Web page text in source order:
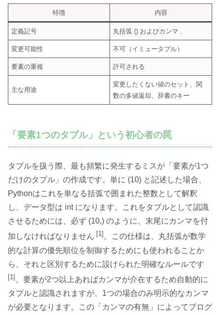
特徴 内容
定義記号 丸括弧 () およびカンマ ,
変更可能性 不可（イミュータブル）
要素の重複 許可される
主な用途
変更したくない値のセット、関
数の多値返却、辞書のキー
「要素1つのタプル」という初心者の罠
タプルを扱う際、最も頻繁に発生するミスが「要素が1つ
だけのタプル」の作成です。単に (10) と記述した場合、
Pythonはこれを単なる括弧で囲まれた整数として解釈
し、データ型は int になります。これをタプルとして認識
させるためには、必ず (10,) のように、末尾にカンマを付
加しなければなりません [1] 。この仕様は、丸括弧が数学
的な計算の優先順位を制御するためにも使われることか
ら、それと区別するために設けられた明確なルールです
[1] 。要素が2つ以上あればカンマが介在するため自動的に
タプルと認識されますが、1つの場合のみ明示的なカンマ
が必要となります。この「カンマの有無」によってプログ